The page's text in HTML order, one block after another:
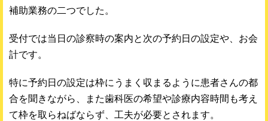
補助業務の二つでした。
受付では当日の診察時の案内と次の予約日の設定や、お会
計です。
特に予約日の設定は枠にうまく収まるように患者さんの都
合を聞きながら、また歯科医の希望や診療内容時間も考え
て枠を取らねばならず、工夫が必要とされます。